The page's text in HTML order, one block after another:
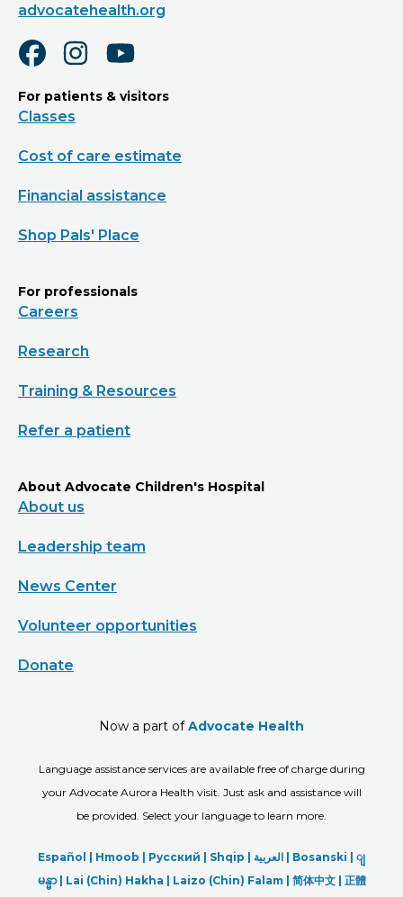
advocatehealth.org
For patients & visitors
Classes
Cost of care estimate
Financial assistance
Shop Pals' Place
For professionals
Careers
Research
Training & Resources
Refer a patient
About Advocate Children's Hospital
About us
Leadership team
News Center
Volunteer opportunities
Donate
Now a part ofAdvocate Health
Language assistance services are available free of charge during
your Advocate Aurora Health visit. Just ask and assistance will
be provided. Select your language to learn more.
Español | Hmoob Русский Shqip العربیة Bosanski
ျ
မန္မာ| Lai (Chin) Hakha | Laizo (Chin) Falam | 简体中文 | 正體